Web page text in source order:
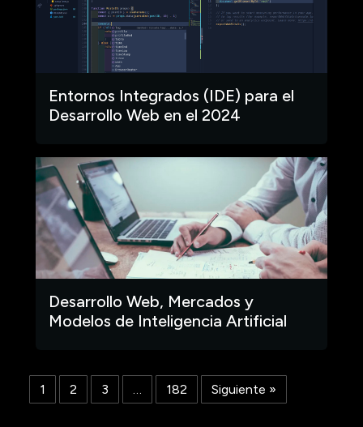
Entornos Integrados (IDE) para el
Desarrollo Web en el 2024
Desarrollo Web, Mercados y
Modelos de Inteligencia Artificial
1 2 3 … 182 Siguiente »